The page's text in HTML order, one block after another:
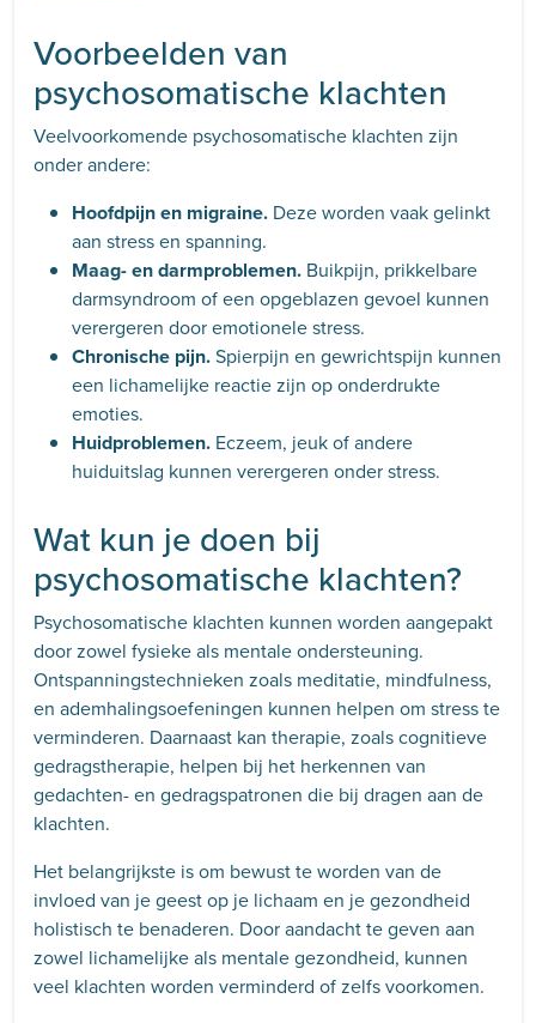
Voorbeelden van
psychosomatische klachten
Veelvoorkomende psychosomatische klachten zijn
onder andere:
Hoofdpijn en migraine. Deze worden vaak gelinkt
aan stress en spanning.
Maag- en darmproblemen. Buikpijn, prikkelbare
darmsyndroom of een opgeblazen gevoel kunnen
verergeren door emotionele stress.
Chronische pijn.Spierpijn en gewrichtspijn kunnen
een lichamelijke reactie zijn op onderdrukte
emoties.
Huidproblemen. Eczeem, jeuk of andere
huiduitslag kunnen verergeren onder stress.
Wat kun je doen bij
psychosomatische klachten?
Psychosomatische klachten kunnen worden aangepakt
door zowel fysieke als mentale ondersteuning.
Ontspanningstechnieken zoals meditatie, mindfulness,
en ademhalingsoefeningen kunnen helpen om stress te
verminderen. Daarnaast kan therapie, zoals cognitieve
gedragstherapie, helpen bij het herkennen van
gedachten- en gedragspatronen die bij dragen aan de
klachten.
Het belangrijkste is om bewust te worden van de
invloed van je geest op je lichaam en je gezondheid
holistisch te benaderen. Door aandacht te geven aan
zowel lichamelijke als mentale gezondheid, kunnen
veel klachten worden verminderd of zelfs voorkomen.